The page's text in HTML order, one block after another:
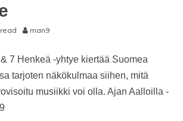
man9
7 Henkeä -yhtye kiertää Suomea
tarjoten näkökulmaa siihen, mitä
musiikki voi olla. Ajan Aalloilla -